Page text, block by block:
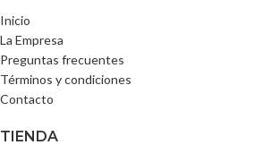
Inicio
La Empresa
Preguntas frecuentes
Términos y condiciones
Contacto
TIENDA